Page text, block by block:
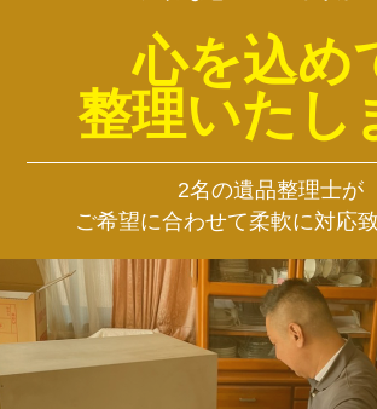
心を込め
整理いたし
2名の遺品整理士が
ご希望に合わせて柔軟に対応致